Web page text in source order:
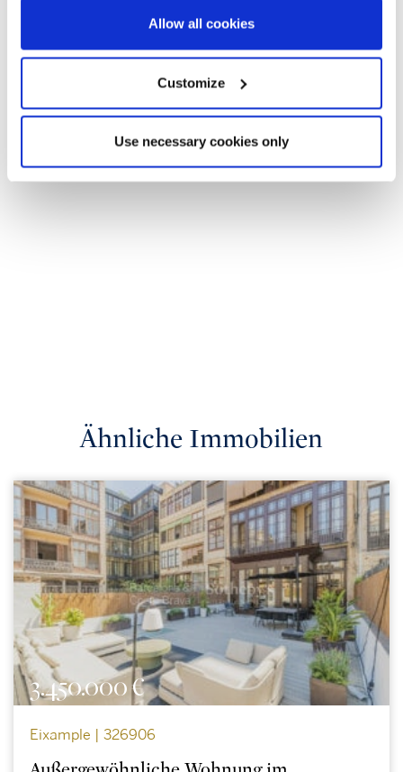
Allow all cookies
Customize
Use necessary cookies only
Ähnliche Immobilien
3.450.000 €
Eixample | 326906